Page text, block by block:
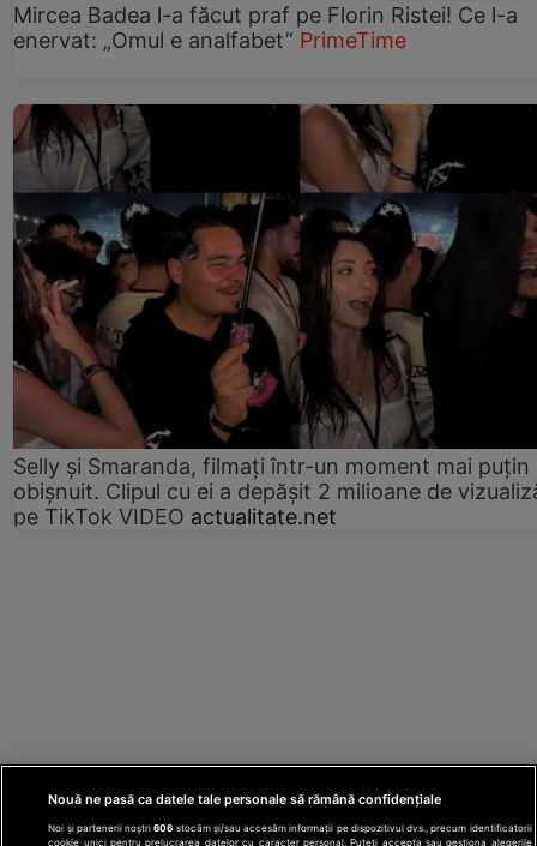
Mircea Badea l-a făcut praf pe Florin Ristei! Ce l-a
enervat: „Omul e analfabet” PrimeTime
Selly și Smaranda, filmați într-un moment mai puțin
obișnuit. Clipul cu ei a depășit 2 milioane de
pe TikTok VIDEO actualitate.net
Nouă ne pasă ca datele tale personale să rămână confidențiale
Noi și partenerii noștri606 stocăm și/sau accesăm informații pe dispozitivul dvs., precum identificatorii
cookie unici pentru prelucrarea datelor cu caracter personal. Puteți accepta sau gestiona alegerile